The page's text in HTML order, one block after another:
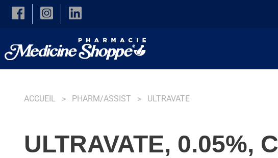
Skip to main content
ACCUEIL PHARM/ASSIST ULTRAVATE
ULTRAVATE, 0.05%,